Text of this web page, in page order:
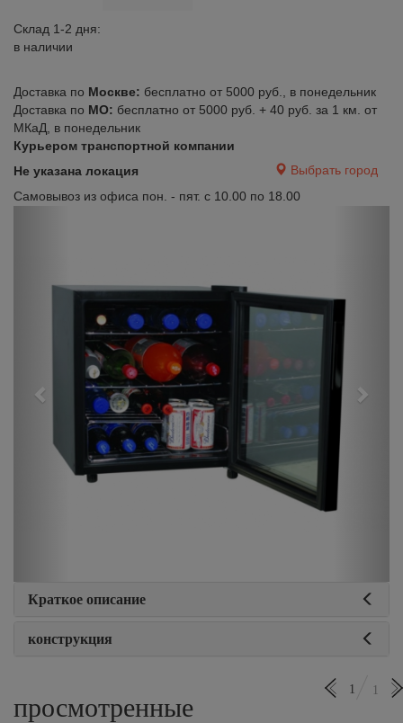
Склад 1-2 дня:
в наличии
Доставка по Москве: бесплатно от 5000 руб., в понедельник
Доставка по МО: бесплатно от 5000 руб. + 40 руб. за 1 км. от
МКаД, в понедельник
Курьером транспортной компании
Не указана локация
Выбрать город
Самовывоз из офиса пон. - пят. с 10.00 по 18.00
Краткое описание
конструкция
просмотренные
1 1